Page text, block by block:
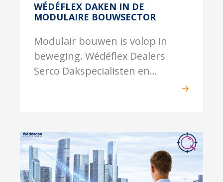
WÉDÉFLEX DAKEN IN DE
MODULAIRE BOUWSECTOR
Modulair bouwen is volop in
beweging. Wédéflex Dealers
Serco Dakspecialisten en...